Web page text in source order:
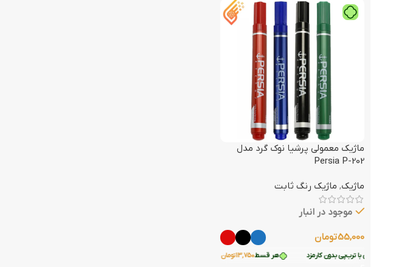
هر قسط13,750تومان • خرید قسطی با ترب‌پی بدون کارمزد قسطی با ترب‌پی بدون کارمزد
ماژیک معمولی پرشیا نوک گرد مدل
Persia P-202
ماژیک, ماژیک رنگ ثابت
موجود در انبار
55,000تومان
انتخاب گزینه‌ها